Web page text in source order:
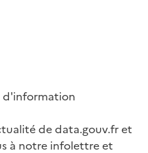
d'information
de data.gouv.fr et
à notre infolettre et